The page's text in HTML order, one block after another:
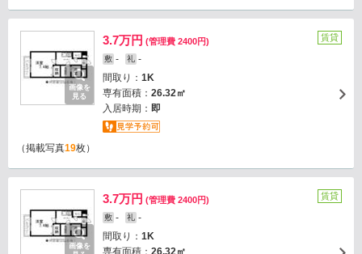
画像を
見る
3.7万円 (管理費 2400円)
敷 - 礼 -
間取り： 1K
専有面積： 26.32㎡
入居時期： 即
賃貸
（掲載写真19枚）
画像を
3.7万円 (管理費 2400円)
敷 - 礼 -
間取り： 1K
専有面積： 26.32㎡
賃貸